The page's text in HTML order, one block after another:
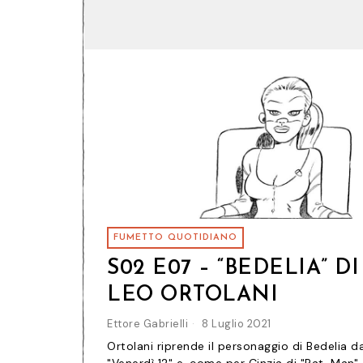
FUMETTO QUOTIDIANO
S02 E07 – “BEDELIA” DI
LEO ORTOLANI
Ettore Gabrielli 8 Luglio 2021
Ortolani riprende il personaggio di Bedelia